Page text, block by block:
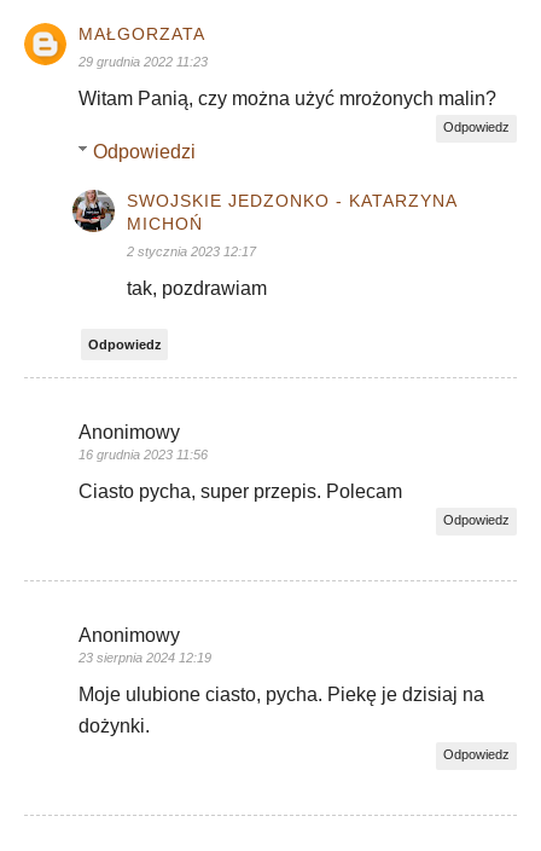
MAŁGORZATA
29 grudnia 2022 11:23
Witam Panią, czy można użyć mrożonych malin?
Odpowiedz
Odpowiedzi
SWOJSKIE JEDZONKO - KATARZYNA
MICHOŃ
2 stycznia 2023 12:17
tak, pozdrawiam
Odpowiedz
Anonimowy
16 grudnia 2023 11:56
Ciasto pycha, super przepis. Polecam
Odpowiedz
Anonimowy
23 sierpnia 2024 12:19
Moje ulubione ciasto, pycha. Piekę je dzisiaj na
dożynki.
Odpowiedz